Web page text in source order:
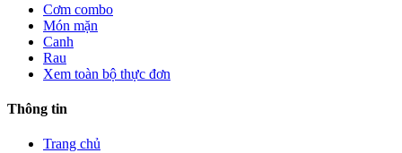
Cơm combo
Món mặn
Canh
Rau
Xem toàn bộ thực đơn
Thông tin
Trang chủ